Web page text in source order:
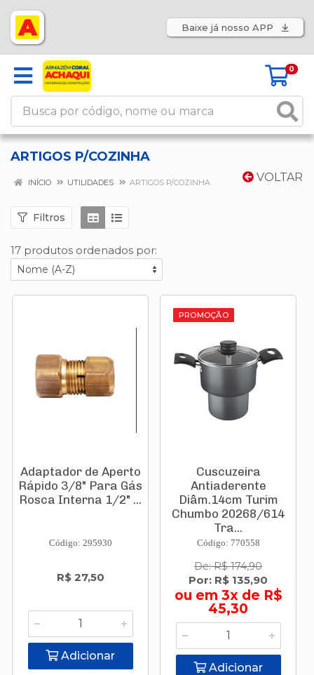
Baixe já nosso APP
0
ARTIGOS P/COZINHA
VOLTAR
INÍCIO UTILIDADES ARTIGOS P/COZINHA
Filtros
17 produtos ordenados por:
Adaptador de Aperto
Rápido 3/8" Para Gás
Rosca Interna 1/2" ...
Código: 295930
R$ 27,50
Adicionar
PROMOÇÃO
Cuscuzeira
Antiaderente
Diâm.14cm Turim
Chumbo 20268/614
Tra...
Código: 770558
De: R$ 174,90
Por: R$ 135,90
ou em 3x de R$
45,30
Adicionar